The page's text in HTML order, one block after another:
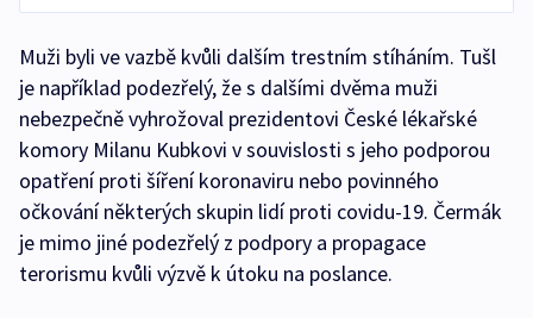
Muži byli ve vazbě kvůli dalším trestním stíháním. Tušl
je například podezřelý, že s dalšími dvěma muži
nebezpečně vyhrožoval prezidentovi České lékařské
komory Milanu Kubkovi v souvislosti s jeho podporou
opatření proti šíření koronaviru nebo povinného
očkování některých skupin lidí proti covidu-19. Čermák
je mimo jiné podezřelý z podpory a propagace
terorismu kvůli výzvě k útoku na poslance.